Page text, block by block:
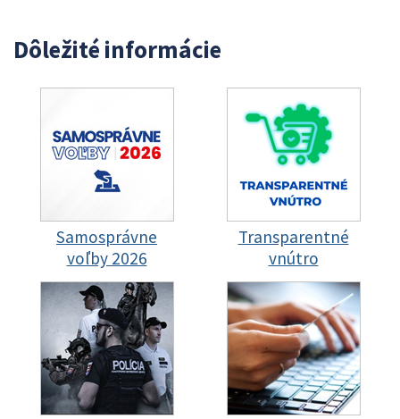
Dôležité informácie
Samosprávne
voľby 2026
Transparentné
vnútro